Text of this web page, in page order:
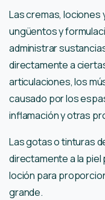
Las cremas, lociones
ungüentos y
administrar
directamente a
articulaciones, los
causado por los
inflamación y otras
Las gotas o tinturas
directamente a la piel
loción para
grande.